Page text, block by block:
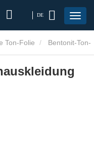
DE
Ton-Folie Bentonit-Ton-